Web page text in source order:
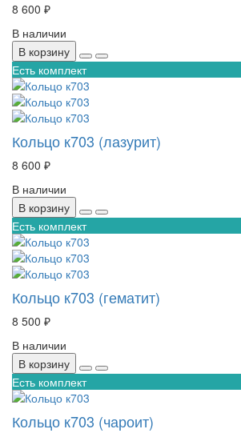
8 600 ₽
В наличии
В корзину
Есть комплект
Кольцо к703 (лазурит)
8 600 ₽
В наличии
В корзину
Есть комплект
Кольцо к703 (гематит)
8 500 ₽
В наличии
В корзину
Есть комплект
Кольцо к703 (чароит)